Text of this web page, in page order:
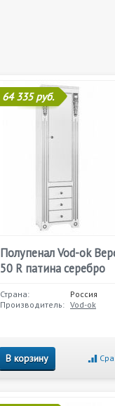
64 335 руб.
Полупенал Vod-ok
50 R патина серебро
Страна:
Россия
Производитель: Vod-ok
В корзину